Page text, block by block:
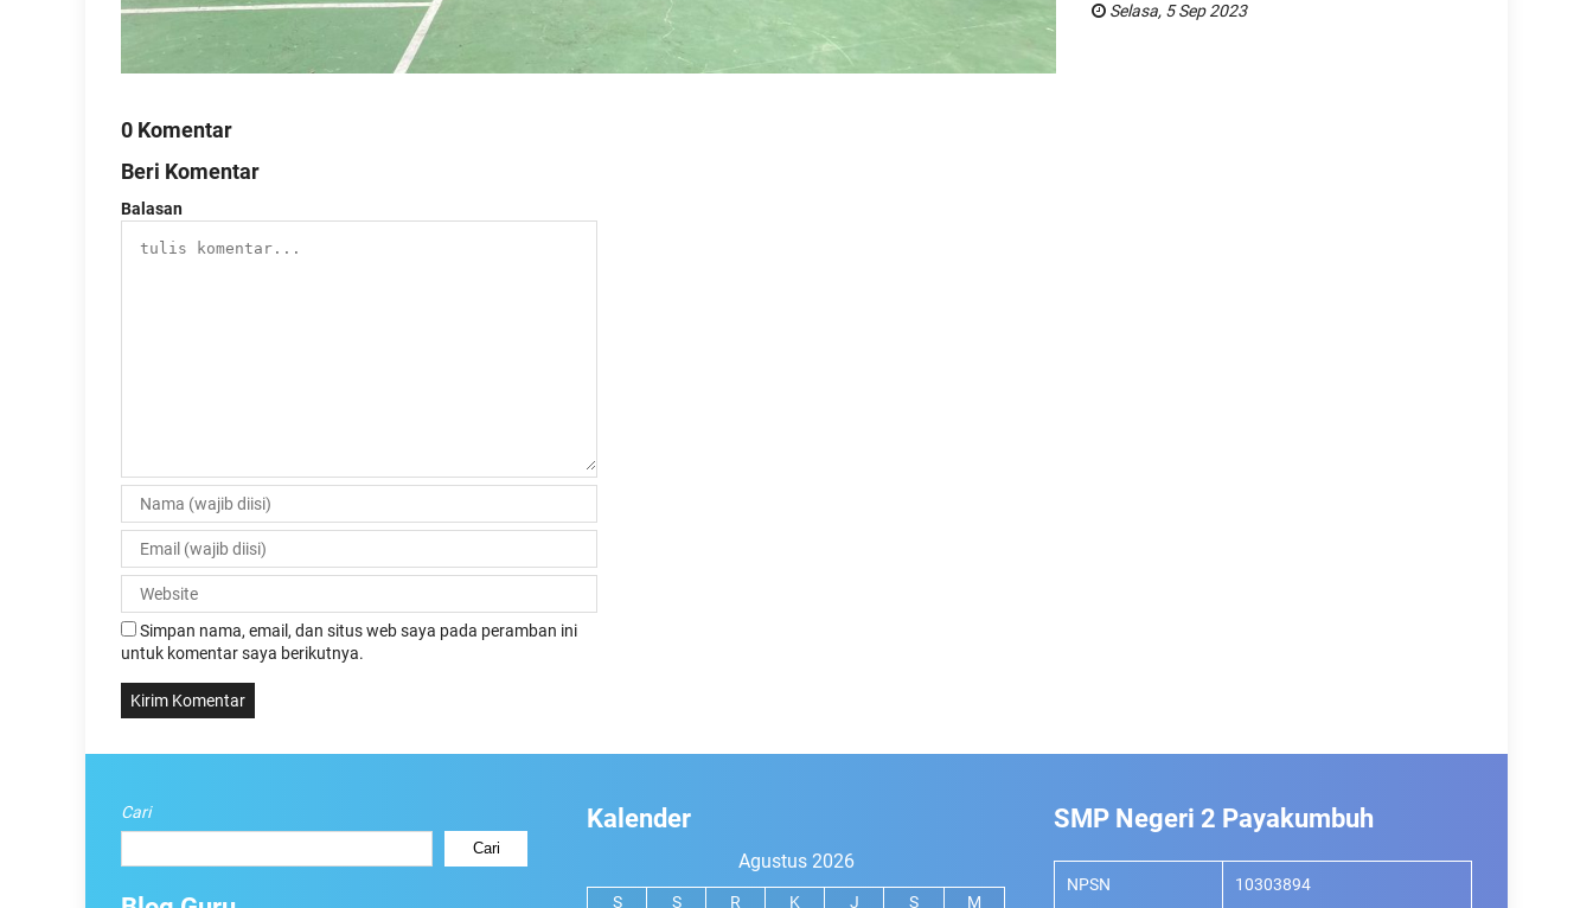
0 Komentar
Beri Komentar
Balasan
Simpan nama, email, dan situs web saya pada peramban ini
untuk komentar saya berikutnya.
Selasa, 5 Sep 2023
Cari
Cari
Kalender
Agustus 2026
S S R K J S M
SMP Negeri 2 Payakumbuh
NPSN 10303894